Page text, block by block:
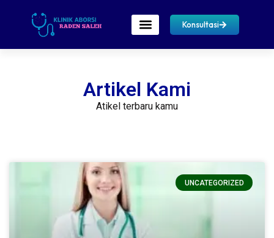
Konsultasi
Artikel Kami
Atikel terbaru kamu
UNCATEGORIZED